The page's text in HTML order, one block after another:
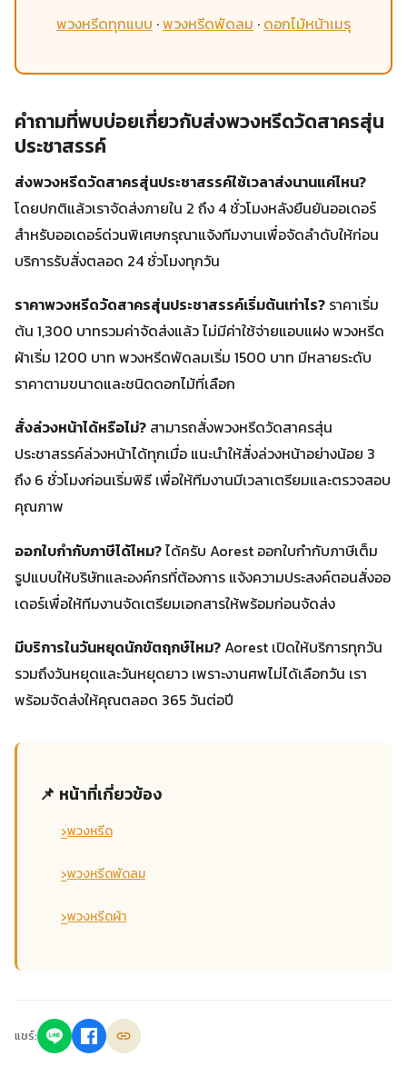
พวงหรีดทุกแบบ ·พวงหรีดพัดลม · ดอกไม้หน้าเมรุ
คำถามที่พบบ่อยเกี่ยวกับส่งพวงหรีดวัดสาครสุ่น
ประชาสรรค์
ส่งพวงหรีดวัดสาครสุ่นประชาสรรค์ใช้เวลาส่งนานแค่ไหน?
โดยปกติแล้วเราจัดส่งภายใน 2 ถึง 4 ชั่วโมงหลังยืนยันออเดอร์
สำหรับออเดอร์ด่วนพิเศษกรุณาแจ้งทีมงานเพื่อจัดลำดับให้ก่อน
บริการรับสั่งตลอด 24 ชั่วโมงทุกวัน
ราคาพวงหรีดวัดสาครสุ่นประชาสรรค์เริ่มต้นเท่าไร? ราคาเริ่ม
ต้น 1,300 บาทรวมค่าจัดส่งแล้ว ไม่มีค่าใช้จ่ายแอบแฝง พวงหรีด
ผ้าเริ่ม 1200 บาท พวงหรีดพัดลมเริ่ม 1500 บาท มีหลายระดับ
ราคาตามขนาดและชนิดดอกไม้ที่เลือก
สั่งล่วงหน้าได้หรือไม่? สามารถสั่งพวงหรีดวัดสาครสุ่น
ประชาสรรค์ล่วงหน้าได้ทุกเมื่อ แนะนำให้สั่งล่วงหน้าอย่างน้อย 3
ถึง 6 ชั่วโมงก่อนเริ่มพิธี เพื่อให้ทีมงานมีเวลาเตรียมและตรวจสอบ
คุณภาพ
ออกใบกำกับภาษีได้ไหม?ได้ครับ Aorest ออกใบกำกับภาษีเต็ม
รูปแบบให้บริษัทและองค์กรที่ต้องการ แจ้งความประสงค์ตอนสั่งออ
เดอร์เพื่อให้ทีมงานจัดเตรียมเอกสารให้พร้อมก่อนจัดส่ง
มีบริการในวันหยุดนักขัตฤกษ์ไหม?Aorest เปิดให้บริการทุกวัน
รวมถึงวันหยุดและวันหยุดยาว เพราะงานศพไม่ได้เลือกวัน เรา
พร้อมจัดส่งให้คุณตลอด 365 วันต่อปี
📌 หน้าที่เกี่ยวข้อง
›พวงหรีด
›พวงหรีดพัดลม
›พวงหรีดผ้า
แชร์: